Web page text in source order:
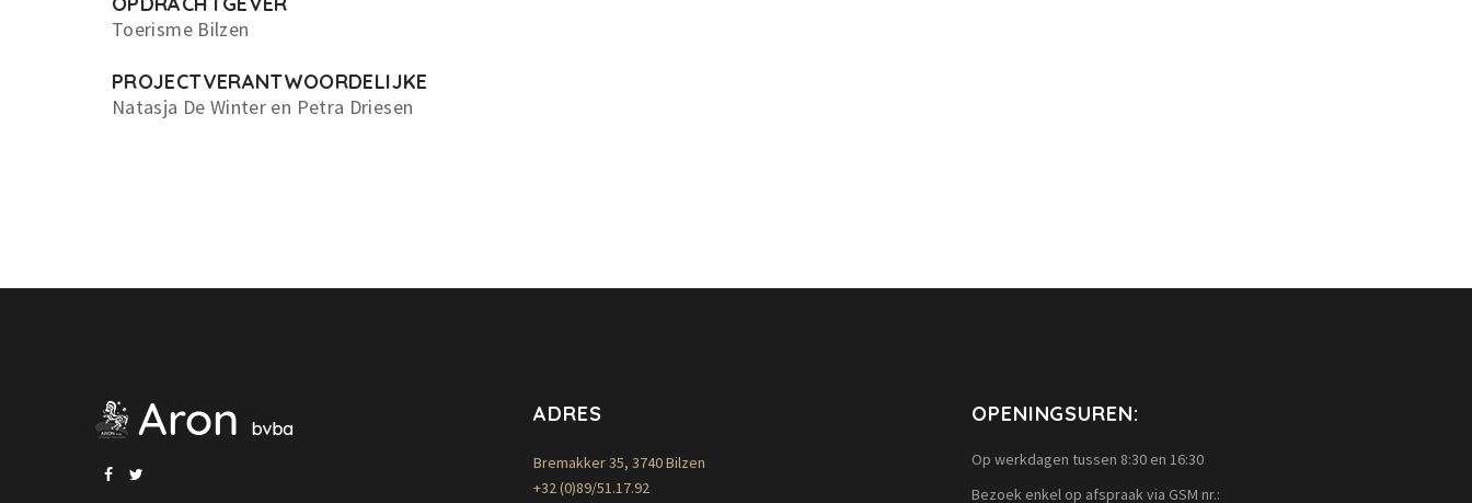
Toerisme Bilzen
PROJECTVERANTWOORDELIJKE
Natasja De Winter en Petra Driesen
ADRES
Bremakker 35, 3740 Bilzen
+32 (0)89/51.17.92
OPENINGSUREN:
Op werkdagen tussen 8:30 en 16:30
Bezoek enkel op afspraak via GSM nr.: